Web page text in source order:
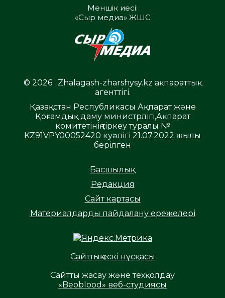
Меншік иесі:
«Сыр медиа» ЖШС
© 2026 . Zhalagash-zharshysy.kz ақпараттық
агенттігі.
Қазақстан Республикасы Ақпарат және
Қоғамдық даму министрлігі,Ақпарат
комитетінің тіркеу туралы №
KZ91VPY00052420 куәлігі 21.07.2022 жылы
берілген
Басшылық
Редакция
Сайт картасы
Материалдарды пайдалану ережелері
Сайттың ескі нұсқасы
Сайтты жасау және техқолдау
«Beoblood» веб-студиясы